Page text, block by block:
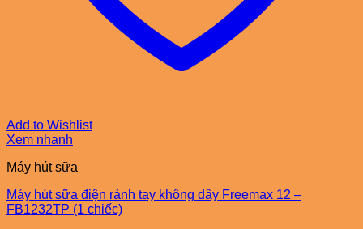
Add to Wishlist
Xem nhanh
Máy hút sữa
Máy hút sữa điện rảnh tay không dây Freemax 12 –
FB1232TP (1 chiếc)